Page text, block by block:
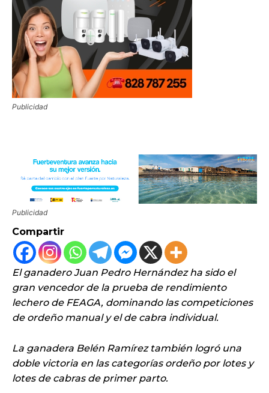
Publicidad
Publicidad
Compartir
El ganadero Juan Pedro Hernández ha sido el
gran vencedor de la prueba de rendimiento
lechero de FEAGA, dominando las competiciones
de ordeño manual y el de cabra individual.
La ganadera Belén Ramírez también logró una
doble victoria en las categorías ordeño por lotes y
lotes de cabras de primer parto.